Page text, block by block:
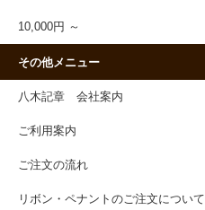
10,000円 ～
その他メニュー
八木記章 会社案内
ご利用案内
ご注文の流れ
リボン・ペナントのご注文について